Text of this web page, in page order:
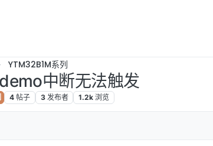
YTM32B1M系列
中断无法触发
4 帖子 3 发布者 1.2k 浏览